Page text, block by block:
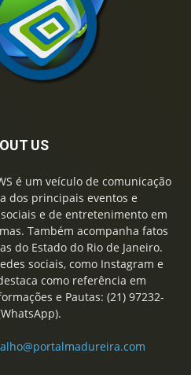
US
é um veículo de comunicação
dos principais eventos e
e de entretenimento em
Também acompanha fatos
do Estado do Rio de Janeiro.
sociais, como Instagram e
como referência em
e Pautas: (21) 97232-